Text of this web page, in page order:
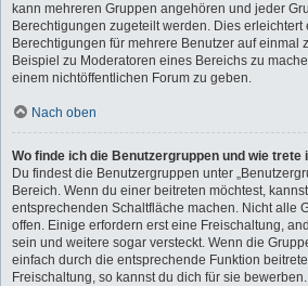
kann mehreren Gruppen angehören und jeder
Berechtigungen zugeteilt werden. Dies erleichtert
Berechtigungen für mehrere Benutzer auf einmal
Beispiel zu Moderatoren eines Bereichs zu
einem nichtöffentlichen Forum zu geben.
Nach oben
Wo finde ich die Benutzergruppen und wie trete
Du findest die Benutzergruppen unter
Bereich. Wenn du einer beitreten möchtest,
entsprechenden Schaltfläche machen. Nicht alle
offen. Einige erfordern erst eine Freischaltung,
sein und weitere sogar versteckt. Wenn die
einfach durch die entsprechende Funktion
Freischaltung, so kannst du dich für sie